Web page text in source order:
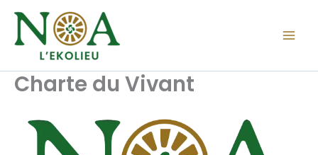
Aller
contenu
Charte du Vivant